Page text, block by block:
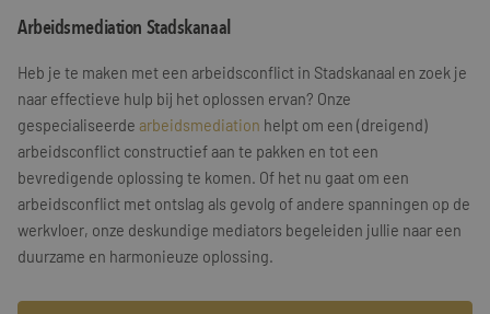
Training & Leiderschap
Referenties
Blogs
Documenten
Gratis folder
Contact
Arbeidsmediation Stadskanaal
Heb je te maken met een arbeidsconflict in Stadskanaal en zoek je
naar effectieve hulp bij het oplossen ervan? Onze
gespecialiseerde arbeidsmediation helpt om een (dreigend)
arbeidsconflict constructief aan te pakken en tot een
bevredigende oplossing te komen. Of het nu gaat om een
arbeidsconflict met ontslag als gevolg of andere spanningen op de
werkvloer, onze deskundige mediators begeleiden jullie naar een
duurzame en harmonieuze oplossing.